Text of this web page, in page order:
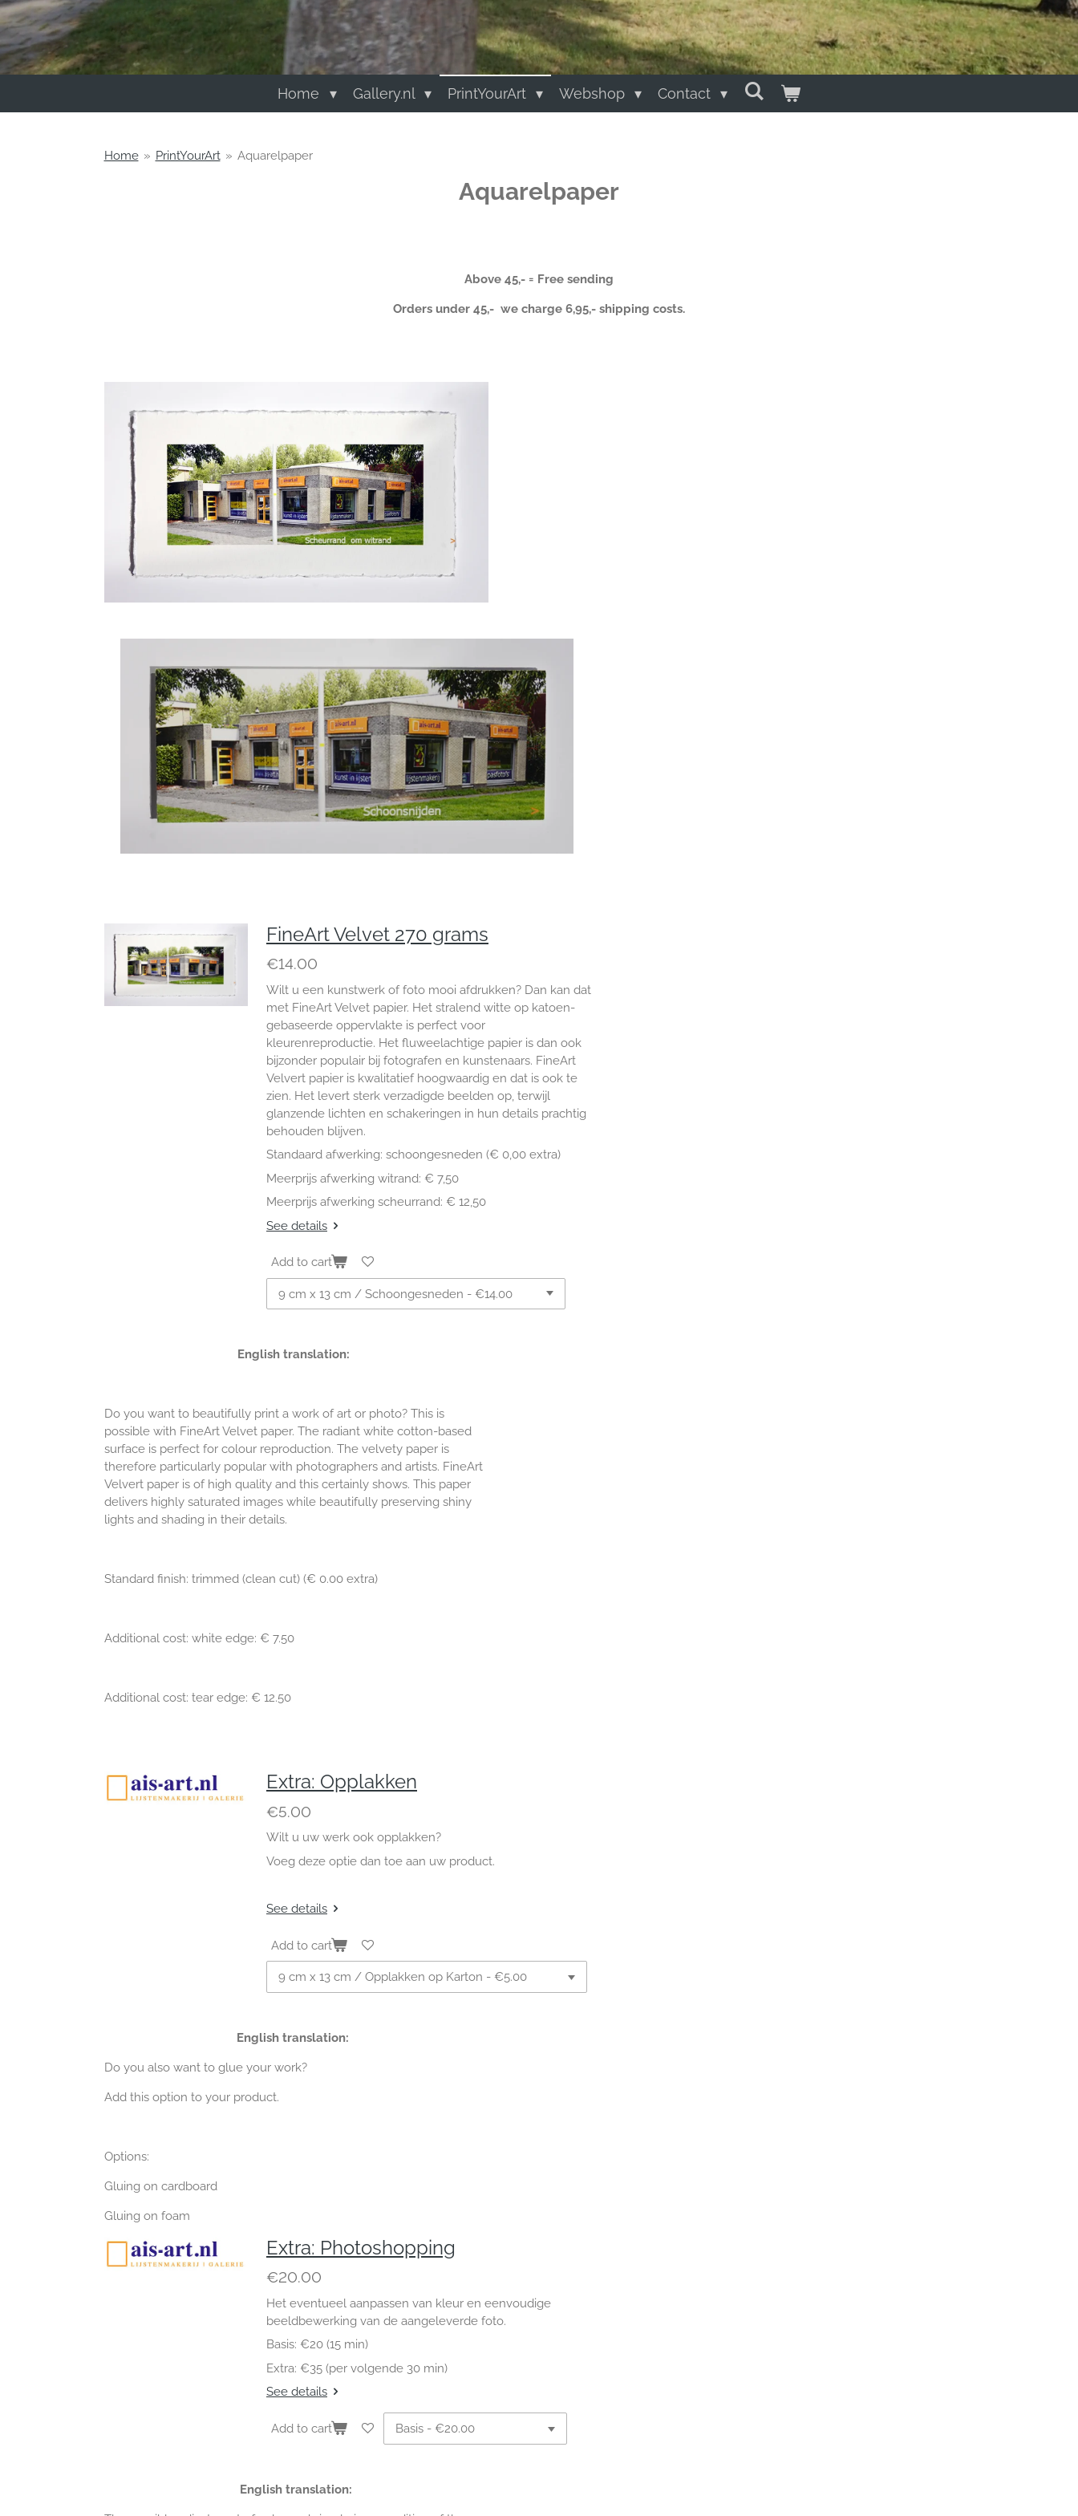
Home Gallery.nl PrintYourArt Webshop Contact
Home » PrintYourArt » Aquarelpaper
Aquarelpaper
Above 45,- = Free sending
Orders under 45,- we charge 6,95,- shipping costs.
FineArt Velvet 270 grams
€14.00
Wilt u een kunstwerk of foto mooi afdrukken? Dan kan dat
met FineArt Velvet papier. Het stralend witte op katoen-
gebaseerde oppervlakte is perfect voor
kleurenreproductie. Het fluweelachtige papier is dan ook
bijzonder populair bij fotografen en kunstenaars. FineArt
Velvert papier is kwalitatief hoogwaardig en dat is ook te
zien. Het levert sterk verzadigde beelden op, terwijl
glanzende lichten en schakeringen in hun details prachtig
behouden blijven.
Standaard afwerking: schoongesneden (€ 0,00 extra)
Meerprijs afwerking witrand: € 7,50
Meerprijs afwerking scheurrand: € 12,50
See details
Add to cart
English translation:
Do you want to beautifully print a work of art or photo? This is
possible with FineArt Velvet paper. The radiant white cotton-based
surface is perfect for colour reproduction. The velvety paper is
therefore particularly popular with photographers and artists. FineArt
Velvert paper is of high quality and this certainly shows. This paper
delivers highly saturated images while beautifully preserving shiny
lights and shading in their details.
Standard finish: trimmed (clean cut) (€ 0.00 extra)
Additional cost: white edge: € 7.50
Additional cost: tear edge: € 12.50
Extra: Opplakken
€5.00
Wilt u uw werk ook opplakken?
Voeg deze optie dan toe aan uw product.
See details
Add to cart
English translation:
Do you also want to glue your work?
Add this option to your product.
Options:
Gluing on cardboard
Gluing on foam
Extra: Photoshopping
€20.00
Het eventueel aanpassen van kleur en eenvoudige
beeldbewerking van de aangeleverde foto.
Basis: €20 (15 min)
Extra: €35 (per volgende 30 min)
See details
Add to cart
English translation: